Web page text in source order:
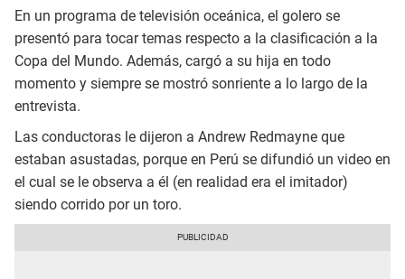
En un programa de televisión oceánica, el golero se
presentó para tocar temas respecto a la clasificación a la
Copa del Mundo. Además, cargó a su hija en todo
momento y siempre se mostró sonriente a lo largo de la
entrevista.
Las conductoras le dijeron a Andrew Redmayne que
estaban asustadas, porque en Perú se difundió un video en
el cual se le observa a él (en realidad era el imitador)
siendo corrido por un toro.